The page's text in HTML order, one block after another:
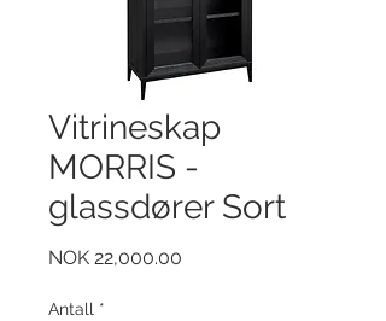
Vitrineskap
MORRIS -
glassdører Sort
NOK 22,000.00
Antall *